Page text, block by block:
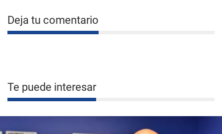
Deja tu comentario
Te puede interesar